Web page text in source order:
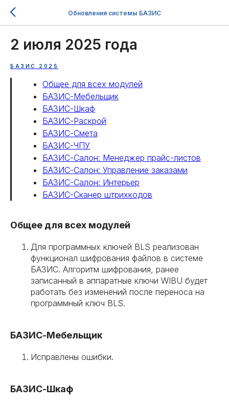
Обновления системы БАЗИС
2 июля 2025 года
БАЗИС 2025
Общее для всех модулей
БАЗИС-Мебельщик
БАЗИС-Шкаф
БАЗИС-Раскрой
БАЗИС-Смета
БАЗИС-ЧПУ
БАЗИС-Салон: Менеджер прайс-листов
БАЗИС-Салон: Управление заказами
БАЗИС-Салон: Интерьер
БАЗИС-Сканер штрихкодов
Общее для всех модулей
Для программных ключей BLS реализован
функционал шифрования файлов в системе
БАЗИС. Алгоритм шифрования, ранее
записанный в аппаратные ключи WIBU будет
работать без изменений после переноса на
программный ключ BLS.
БАЗИС-Мебельщик
Исправлены ошибки.
БАЗИС-Шкаф